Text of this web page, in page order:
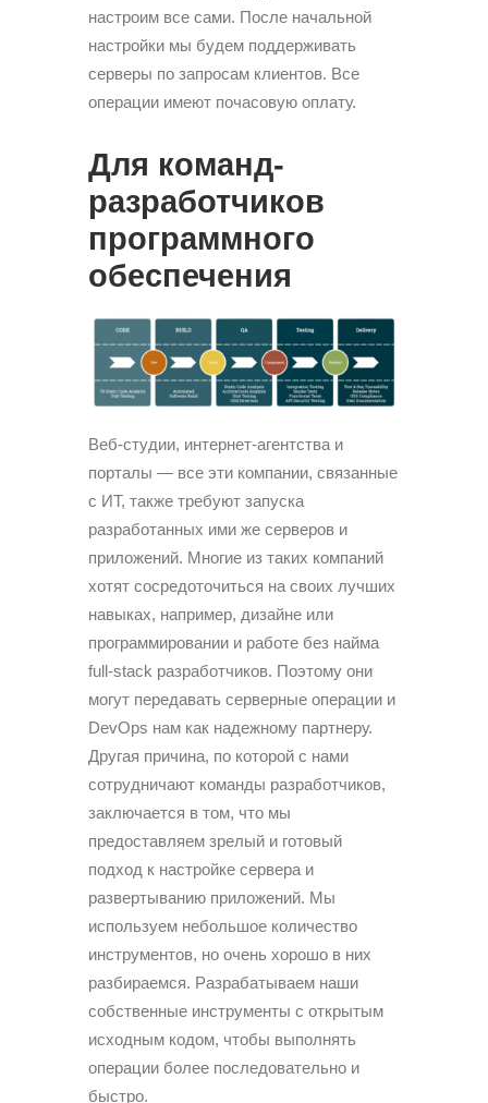
настроим все сами. После начальной
настройки мы будем поддерживать
серверы по запросам клиентов. Все
операции имеют почасовую оплату.
Для команд-
разработчиков
программного
обеспечения
Веб-студии, интернет-агентства и
порталы — все эти компании, связанные
с ИТ, также требуют запуска
разработанных ими же серверов и
приложений. Многие из таких компаний
хотят сосредоточиться на своих лучших
навыках, например, дизайне или
программировании и работе без найма
full-stack разработчиков. Поэтому они
могут передавать серверные операции и
DevOps нам как надежному партнеру.
Другая причина, по которой с нами
сотрудничают команды разработчиков,
заключается в том, что мы
предоставляем зрелый и готовый
подход к настройке сервера и
развертыванию приложений. Мы
используем небольшое количество
инструментов, но очень хорошо в них
разбираемся. Разрабатываем наши
собственные инструменты с открытым
исходным кодом, чтобы выполнять
операции более последовательно и
быстро.